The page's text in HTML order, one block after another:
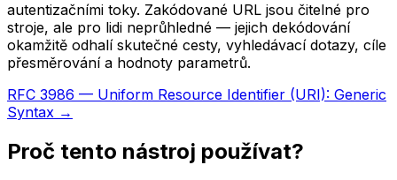
autentizačními toky. Zakódované URL jsou čitelné pro
stroje, ale pro lidi neprůhledné — jejich dekódování
okamžitě odhalí skutečné cesty, vyhledávací dotazy, cíle
přesměrování a hodnoty parametrů.
RFC 3986 — Uniform Resource Identifier (URI): Generic
Syntax →
Proč tento nástroj používat?